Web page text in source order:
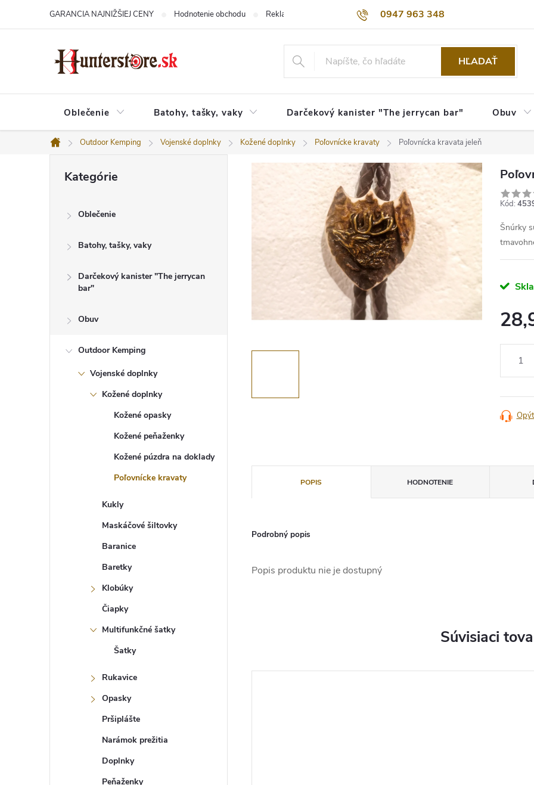
0947 963 348
GARANCIA NAJNIŽŠIEJ CENY Hodnotenie obchodu Reklamačný poriadok Obchodné podmienky
HĽADAŤ
Oblečenie Batohy, tašky, vaky Darčekový kanister "The jerrycan bar" Obuv
Domov
Outdoor Kemping Vojenské doplnky Kožené doplnky Poľovnícke kravaty Poľovnícka kravata jeleň
kategórie
Kategórie
Oblečenie
Batohy, tašky, vaky
Darčekový kanister "The jerrycan
bar"
Obuv
Outdoor Kemping
Vojenské doplnky
Kožené doplnky
Kožené opasky
Kožené peňaženky
Kožené púzdra na doklady
Poľovnícke kravaty
Kukly
Maskáčové šiltovky
Baranice
Baretky
Klobúky
Čiapky
Multifunkčné šatky
Šatky
Rukavice
Opasky
Pršiplášte
Narámok prežitia
Doplnky
Peňaženky
Kód:
Šnúrky
POPIS HODNOTENIE
Podrobný popis
Popis produktu nie je dostupný
Súvisiaci